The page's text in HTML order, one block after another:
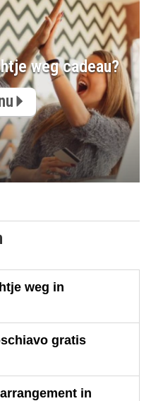
weg cadeau?
weg in
gratis
in